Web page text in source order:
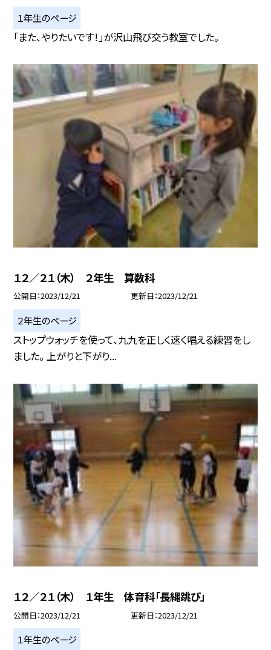
１年生のページ
「また、やりたいです！」が沢山飛び交う教室でした。
１２／２１（木） ２年生 算数科
公開日 2023/12/21 更新日 2023/12/21
２年生のページ
ストップウォッチを使って、九九を正しく速く唱える練習をし
ました。 上がりと下がり...
１２／２１（木） １年生 体育科「長縄跳び」
公開日 2023/12/21 更新日 2023/12/21
１年生のページ